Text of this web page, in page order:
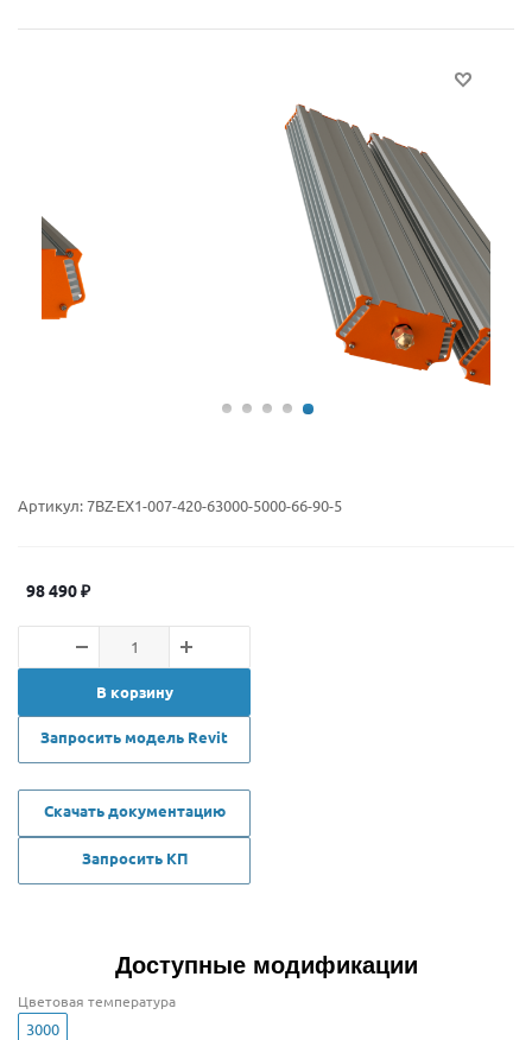
Артикул:7BZ-EX1-007-420-63000-5000-66-90-5
98 490₽
В корзину
Запросить модель Revit
Скачать документацию
Запросить КП
Доступные модификации
Цветовая температура
3000